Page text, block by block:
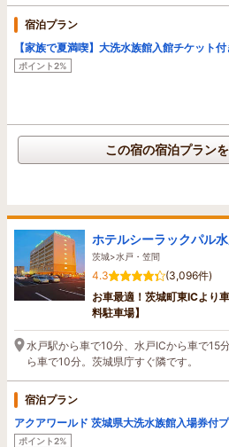
宿泊プラン
【家族で夏満喫】大洗水族館入館チケット
ポイント2%
この宿の宿泊プラン
ホテルシーラックパル
茨城>水戸・笠間
4.3
(3,096件)
お車最適！茨城町東ICより
料駐車場】
水戸駅から車で10分、水戸ICから車で15
ら車で10分。茨城県庁すぐ隣です。
宿泊プラン
アクアワールド 茨城県大洗水族館入場券
ポイント2%